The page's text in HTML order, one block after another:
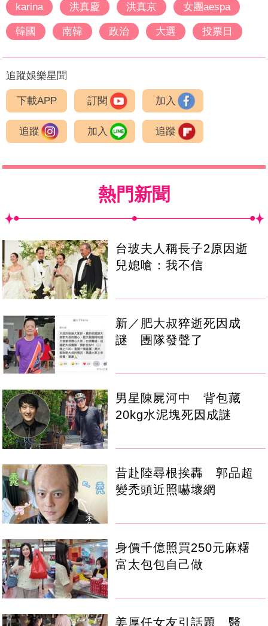
karina
洪真慶 洪真京 女團aespa
韓國 南韓 政治 大選 投票日
追蹤娛樂星聞
下載APP 訂閱 加入
追蹤 加入 追蹤
熱門新聞
台玻夫人稱長子2原因逝
兒媳嗆：我不信
新／肥大叔猝逝死因成
謎 團隊發聲了
男星陳屍河中 背包藏
20kg水泥塊死因成謎
昔赴陸尋根挨轟 郭品超
變禿頭近照嚇壞網
身價千億照買250元麻糬
富太包包自己做
姜厚任女友引話題 醫